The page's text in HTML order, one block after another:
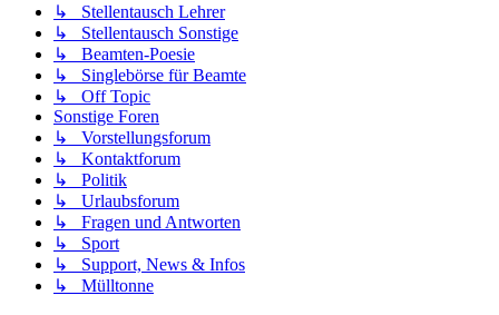
↳ Stellentausch Lehrer
↳ Stellentausch Sonstige
↳ Beamten-Poesie
↳ Singlebörse für Beamte
↳ Off Topic
Sonstige Foren
↳ Vorstellungsforum
↳ Kontaktforum
↳ Politik
↳ Urlaubsforum
↳ Fragen und Antworten
↳ Sport
↳ Support, News & Infos
↳ Mülltonne